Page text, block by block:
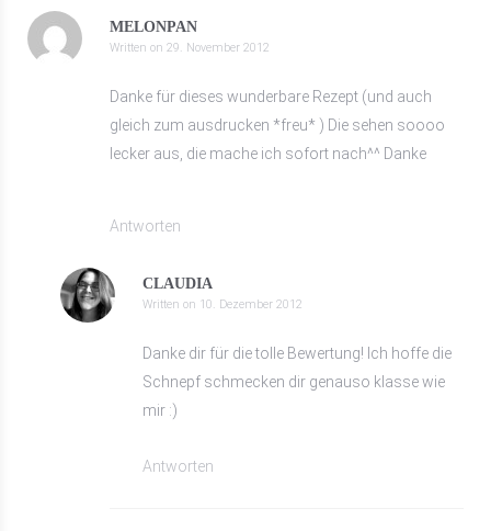
MELONPAN
Written on 29. November 2012
Danke für dieses wunderbare Rezept (und auch
gleich zum ausdrucken *freu* ) Die sehen soooo
lecker aus, die mache ich sofort nach^^ Danke
Antworten
CLAUDIA
Written on 10. Dezember 2012
Danke dir für die tolle Bewertung! Ich hoffe die
Schnepf schmecken dir genauso klasse wie
mir :)
Antworten